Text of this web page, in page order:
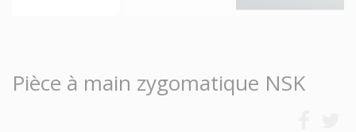
Pièce à main zygomatique NSK